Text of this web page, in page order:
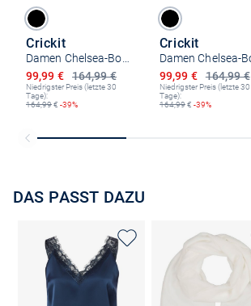
Crickit
164,99 €
Ermäßigter Preis
99,99 €
Niedrigster Preis (letzte 30
Tage):
164,99€ -39%
Crickit
164,99 €
Ermäßigter Preis
99,99 €
Niedrigster Preis (letzte 30
Tage):
164,99€ -39%
DAS PASST DAZU